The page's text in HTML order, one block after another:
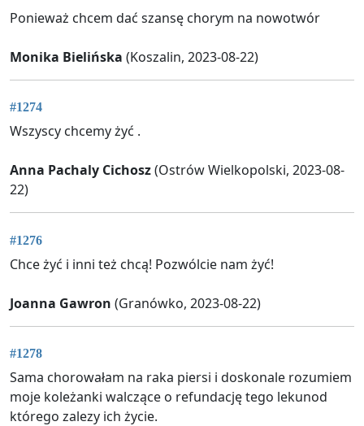
Ponieważ chcem dać szansę chorym na nowotwór
Monika Bielińska (Koszalin, 2023-08-22)
#1274
Wszyscy chcemy żyć .
Anna Pachaly Cichosz(Ostrów Wielkopolski, 2023-08-
22)
#1276
Chce żyć i inni też chcą! Pozwólcie nam żyć!
Joanna Gawron (Granówko, 2023-08-22)
#1278
Sama chorowałam na raka piersi i doskonale rozumiem
moje koleżanki walczące o refundację tego lekunod
którego zalezy ich życie.